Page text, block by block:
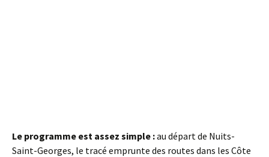
Le programme est assez simple :au départ de Nuits-
Saint-Georges, le tracé emprunte des routes dans les Côte